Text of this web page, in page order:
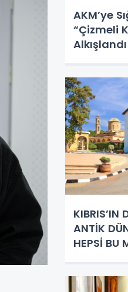
AKM’ye
“Çizmeli
Alkışlandı
KIBRIS’IN
ANTİK
HEPSİ BU